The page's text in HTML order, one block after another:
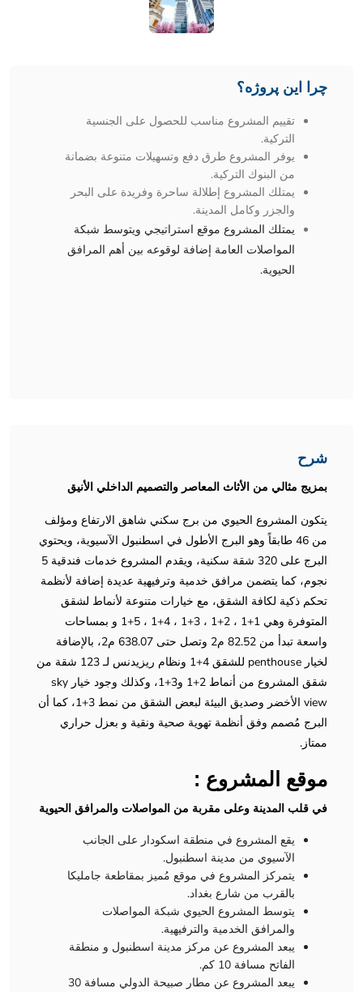
چرا این پروژه؟
تقييم المشروع مناسب للحصول على الجنسية
التركية.
يوفر المشروع طرق دفع وتسهيلات متنوعة بضمانة
من البنوك التركية.
يمتلك المشروع إطلالة ساحرة وفريدة على البحر
والجزر وكامل المدينة.
يمتلك المشروع موقع استراتيجي ويتوسط شبكة
المواصلات العامة إضافة لوقوعه بين أهم المرافق
الحيوية.
شرح
بمزيج مثالي من الأثاث المعاصر والتصميم الداخلي الأنيق
يتكون المشروع الحيوي من برج سكني شاهق الارتفاع ومؤلف
من 46 طابقاً وهو البرج الأطول في اسطنبول الآسيوية، ويحتوي
البرج على 320 شقة سكنية، ويقدم المشروع خدمات فندقية 5
نجوم، كما يتضمن مرافق خدمية وترفيهية عديدة إضافة لأنظمة
تحكم ذكية لكافة الشقق، مع خيارات متنوعة لأنماط لشقق
المتوفرة وهي 1+1 ، 2+1 ، 3+1 ، 4+1 ، 5+1 و بمساحات
واسعة تبدأ من 82.52 م2 وتصل حتى 638.07 م2، بالإضافة
لخيار penthouse للشقق 4+1 ونظام ريزيدنس لـ 123 شقة من
شقق المشروع من أنماط 2+1 و3+1، وكذلك وجود خيار sky
view الأخضر وصديق البيئة لبعض الشقق من نمط 3+1، كما أن
البرج مُصمم وفق أنظمة تهوية صحية ونقية و بعزل حراري
ممتاز.
موقع المشروع :
في قلب المدينة وعلى مقربة من المواصلات والمرافق الحيوية
يقع المشروع في منطقة اسكودار على الجانب
الآسيوي من مدينة اسطنبول.
يتمركز المشروع في موقع مُميز بمقاطعة جامليكا
بالقرب من شارع بغداد.
يتوسط المشروع الحيوي شبكة المواصلات
والمرافق الخدمية والترفيهية.
يبعد المشروع عن مركز مدينة اسطنبول و منطقة
الفاتح مسافة 10 كم.
يبعد المشروع عن مطار صبيحة الدولي مسافة 30